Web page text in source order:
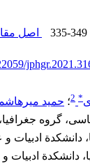
335-349 اصل
*
2؛ حمید
گروه
دانشکدة ادبیات
دانشکدة ادبیات